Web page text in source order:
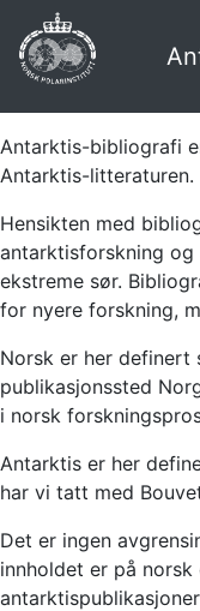
Antarktis-bibliografi
Antarktis-litteraturen.
Hensikten med
antarktisforskning
ekstreme sør.
for nyere forskning,
Norsk er her definert
publikasjonssted
i norsk
Antarktis er her
har vi tatt med
Det er ingen
innholdet er på norsk